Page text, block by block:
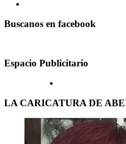
Buscanos en facebook
Espacio Publicitario
LA CARICATURA DE